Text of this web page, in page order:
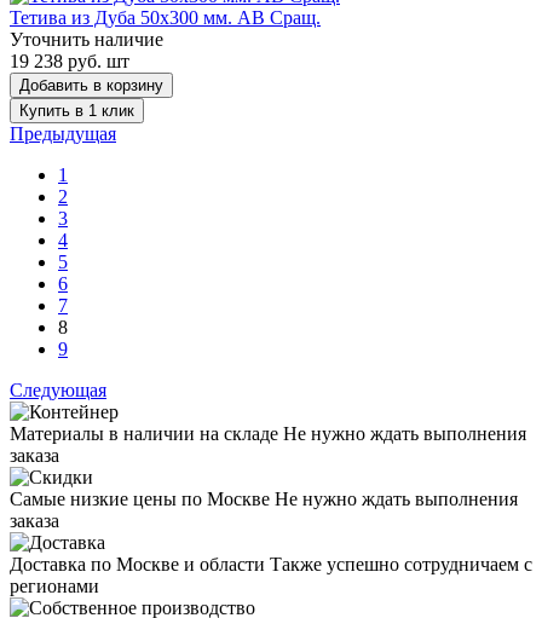
Тетива из Дуба 50x300 мм. AB Сращ.
Уточнить наличие
19 238 руб. шт
Добавить в корзину
Купить в 1 клик
Предыдущая
1
2
3
4
5
6
7
8
9
Следующая
Материалы в наличии на складе Не нужно ждать выполнения
заказа
Самые низкие цены по Москве Не нужно ждать выполнения
заказа
Доставка по Москве и области Также успешно сотрудничаем с
регионами